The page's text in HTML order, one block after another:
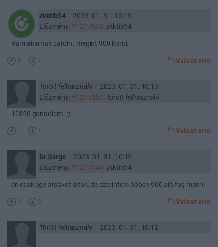
zkktib54
2023. 01. 31. 10:13
Előzmény: #1217548 zkktib54
Rám akarnak cáfolni, megint 900 körül.
3 1 Válasz erre
Törölt felhasználó
2023. 01. 31. 10:13
Előzmény: #1217553 Törölt felhasználó
10850 gondolom..:)
1 1 Válasz erre
Dr.Sorge
2023. 01. 31. 10:12
Előzmény: #1217548 zkktib54
én csak egy ársávot látok, de szerintem bőben 900 alá fog menni
2 2 Válasz erre
Törölt felhasználó 2023. 01. 31. 10:12